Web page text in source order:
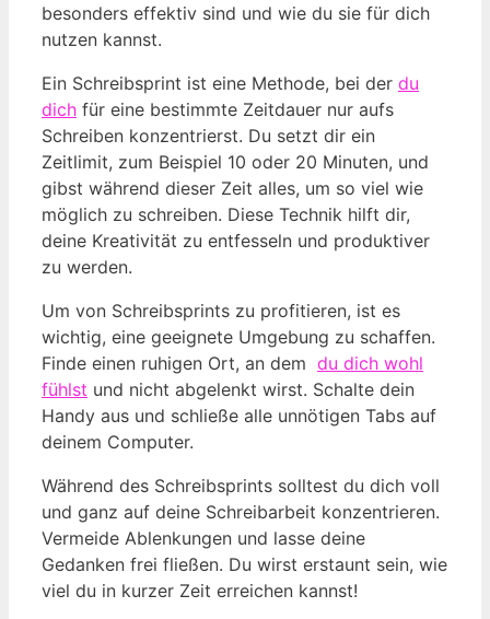
besonders effektiv sind und wie du sie ⁣für dich
nutzen kannst.
Ein Schreibsprint ist eine ​Methode, bei der⁣ du
dich für eine bestimmte Zeitdauer nur aufs
Schreiben konzentrierst. Du setzt⁤ dir ein
Zeitlimit, ⁢zum ⁤Beispiel ⁣10 ⁤oder 20 Minuten, ⁣und‌
gibst während dieser Zeit alles, um so viel wie⁣
möglich zu ⁢schreiben. Diese​ Technik hilft⁢ dir,‌
deine Kreativität zu‍ entfesseln⁤ und produktiver
zu werden.
Um von Schreibsprints zu profitieren, ist es
wichtig, eine‍ geeignete ‌Umgebung zu schaffen.
Finde ​einen ruhigen Ort, an ‍dem ⁣ du dich wohl
fühlst und nicht ‍abgelenkt wirst. Schalte dein
Handy aus und schließe alle unnötigen Tabs auf
deinem Computer.
Während des Schreibsprints solltest du dich⁣ voll
und ganz auf⁤ deine Schreibarbeit‌ konzentrieren.
Vermeide Ablenkungen und ⁤lasse deine
Gedanken frei fließen. Du wirst erstaunt sein, wie
viel du ‍in kurzer Zeit erreichen kannst!